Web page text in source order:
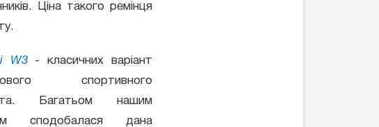
Ціна такого ремінця
W3- класичних варіант
спортивного
Багатьом нашим
сподобалася дана